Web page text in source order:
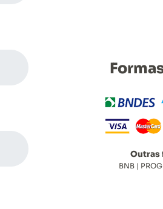
Outras
BNB |